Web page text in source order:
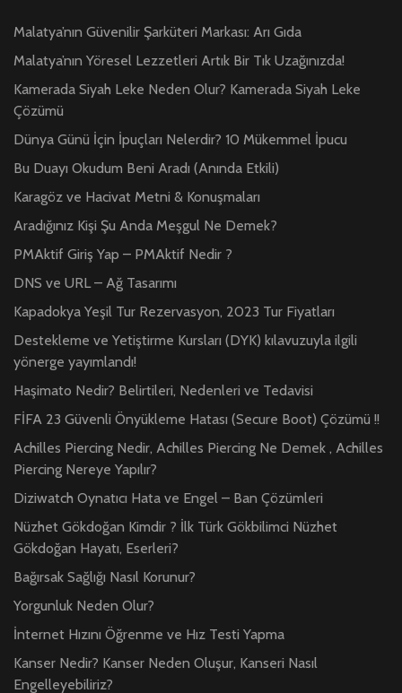
Malatya’nın Güvenilir Şarküteri Markası: Arı Gıda
Malatya’nın Yöresel Lezzetleri Artık Bir Tık Uzağınızda!
Kamerada Siyah Leke Neden Olur? Kamerada Siyah Leke
Çözümü
Dünya Günü İçin İpuçları Nelerdir? 10 Mükemmel İpucu
Bu Duayı Okudum Beni Aradı (Anında Etkili)
Karagöz ve Hacivat Metni & Konuşmaları
Aradığınız Kişi Şu Anda Meşgul Ne Demek?
PMAktif Giriş Yap – PMAktif Nedir ?
DNS ve URL – Ağ Tasarımı
Kapadokya Yeşil Tur Rezervasyon, 2023 Tur Fiyatları
Destekleme ve Yetiştirme Kursları (DYK) kılavuzuyla ilgili
yönerge yayımlandı!
Haşimato Nedir? Belirtileri, Nedenleri ve Tedavisi
FİFA 23 Güvenli Önyükleme Hatası (Secure Boot) Çözümü !!
Achilles Piercing Nedir, Achilles Piercing Ne Demek , Achilles
Piercing Nereye Yapılır?
Diziwatch Oynatıcı Hata ve Engel – Ban Çözümleri
Nüzhet Gökdoğan Kimdir ? İlk Türk Gökbilimci Nüzhet
Gökdoğan Hayatı, Eserleri?
Bağırsak Sağlığı Nasıl Korunur?
Yorgunluk Neden Olur?
İnternet Hızını Öğrenme ve Hız Testi Yapma
Kanser Nedir? Kanser Neden Oluşur, Kanseri Nasıl
Engelleyebiliriz?